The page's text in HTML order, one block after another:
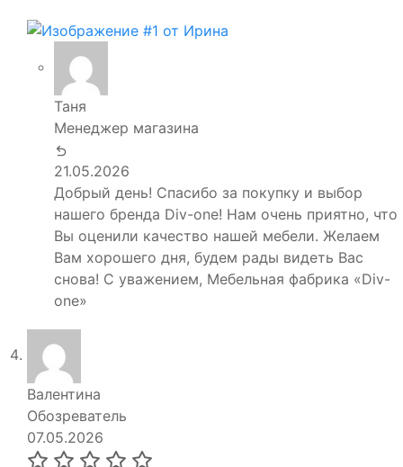
Таня
Менеджер магазина
21.05.2026
Добрый день! Спасибо за покупку и выбор
нашего бренда Div-one! Нам очень приятно, что
Вы оценили качество нашей мебели. Желаем
Вам хорошего дня, будем рады видеть Вас
снова! С уважением, Мебельная фабрика «Div-
one»
Валентина
Обозреватель
07.05.2026